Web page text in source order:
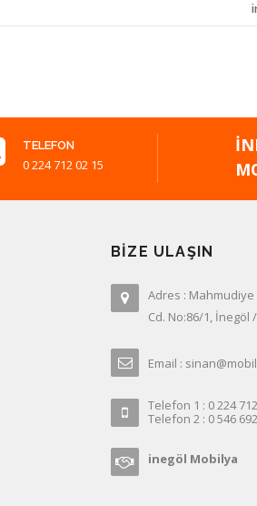
TELEFON
0 224 712 02 15
BIZE ULAŞIN
Adres :
Cd. No:86/1, İnegöl
Email :
Telefon 1 : 0 224
Telefon 2 : 0 546
inegöl Mobilya